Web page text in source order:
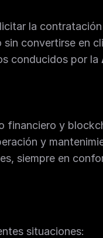
la
convertirse en
conducidos por la
financiero y
y
siempre en
situaciones: